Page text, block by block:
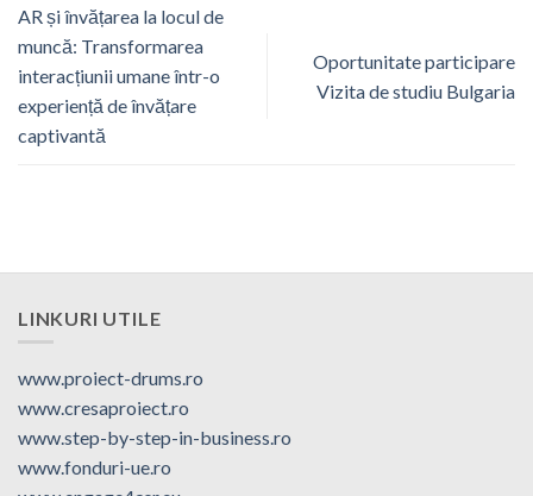
AR și învățarea la locul de
muncă: Transformarea
interacțiunii umane într-o
experiență de învățare
captivantă
Oportunitate participare
Vizita de studiu Bulgaria
LINKURI UTILE
www.proiect-drums.ro
www.cresaproiect.ro
www.step-by-step-in-business.ro
www.fonduri-ue.ro